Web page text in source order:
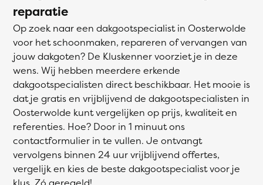
reparatie
Op zoek naar een dakgootspecialist in Oosterwolde
voor het schoonmaken, repareren of vervangen van
jouw dakgoten? De Kluskenner voorziet je in deze
wens. Wij hebben meerdere erkende
dakgootspecialisten direct beschikbaar. Het mooie is
dat je gratis en vrijblijvend de dakgootspecialisten in
Oosterwolde kunt vergelijken op prijs, kwaliteit en
referenties. Hoe? Door in 1 minuut ons
contactformulier in te vullen. Je ontvangt
vervolgens binnen 24 uur vrijblijvend offertes,
vergelijk en kies de beste dakgootspecialist voor je